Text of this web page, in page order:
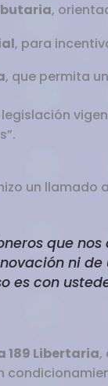
,
, para
, que permita
un llamado
que
ni
es con
189 Libertaria,